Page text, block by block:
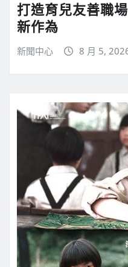
打造育兒友善職
新作為
新聞中心 8 月 5,